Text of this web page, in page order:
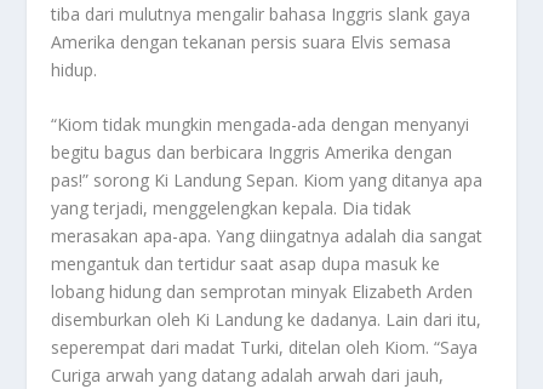
tiba dari mulutnya mengalir bahasa Inggris slank gaya
Amerika dengan tekanan persis suara Elvis semasa
hidup.
“Kiom tidak mungkin mengada-ada dengan menyanyi
begitu bagus dan berbicara Inggris Amerika dengan
pas!” sorong Ki Landung Sepan. Kiom yang ditanya apa
yang terjadi, menggelengkan kepala. Dia tidak
merasakan apa-apa. Yang diingatnya adalah dia sangat
mengantuk dan tertidur saat asap dupa masuk ke
lobang hidung dan semprotan minyak Elizabeth Arden
disemburkan oleh Ki Landung ke dadanya. Lain dari itu,
seperempat dari madat Turki, ditelan oleh Kiom. “Saya
Curiga arwah yang datang adalah arwah dari jauh,